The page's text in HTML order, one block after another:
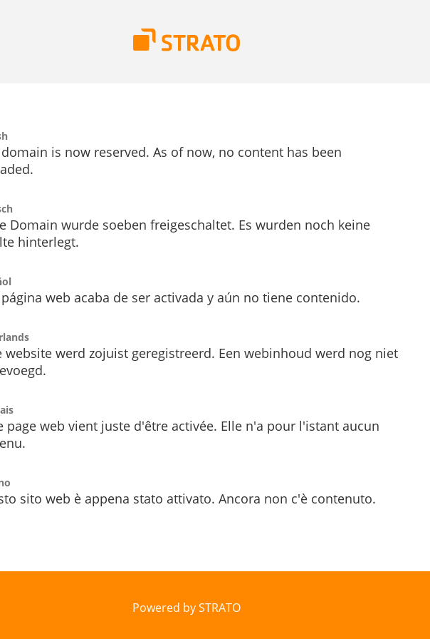
is now reserved. As of now, no content has been
Domain wurde soeben freigeschaltet. Es wurden noch keine
hinterlegt.
página web acaba de ser activada y aún no tiene contenido.
website werd zojuist geregistreerd. Een webinhoud werd nog niet
page web vient juste d'être activée. Elle n'a pour l'istant aucun
sito web è appena stato attivato. Ancora non c'è contenuto.
Powered by STRATO